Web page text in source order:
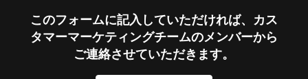
このフォームに記入していただければ、カス
タマーマーケティングチームのメンバーから
ご連絡させていただきます。